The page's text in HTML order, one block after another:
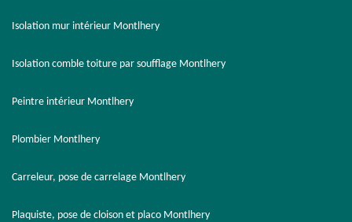
Isolation mur intérieur Montlhery
Isolation comble toiture par soufflage Montlhery
Peintre intérieur Montlhery
Plombier Montlhery
Carreleur, pose de carrelage Montlhery
Plaquiste, pose de cloison et placo Montlhery